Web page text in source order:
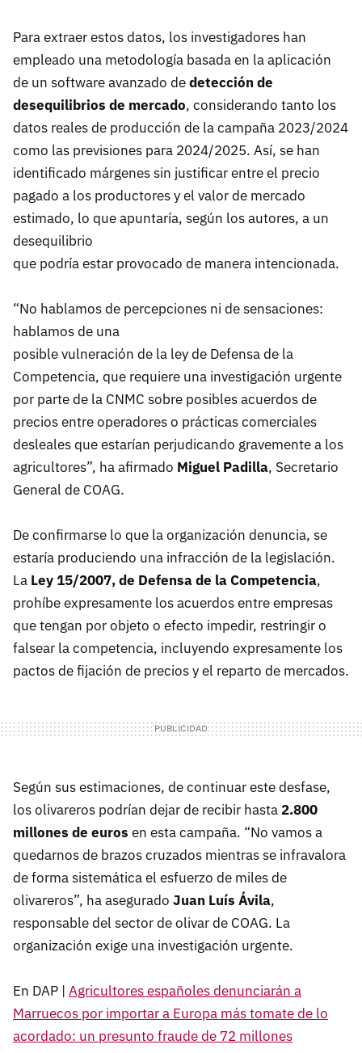
Para extraer estos datos, los investigadores han
empleado una metodología basada en la aplicación
de un software avanzado dedetección de
desequilibrios de mercado, considerando tanto los
datos reales de producción de la campaña 2023/2024
como las previsiones para 2024/2025. Así, se han
identificado márgenes sin justificar entre el precio
pagado a los productores y el valor de mercado
estimado, lo que apuntaría, según los autores, a un
desequilibrio
que podría estar provocado de manera intencionada.
“No hablamos de percepciones ni de sensaciones:
hablamos de una
posible vulneración de la ley de Defensa de la
Competencia, que requiere una investigación urgente
por parte de la CNMC sobre posibles acuerdos de
precios entre operadores o prácticas comerciales
desleales que estarían perjudicando gravemente a los
agricultores”, ha afirmado Miguel Padilla, Secretario
General de COAG.
De confirmarse lo que la organización denuncia, se
estaría produciendo una infracción de la legislación.
La Ley 15/2007, de Defensa de la Competencia,
prohíbe expresamente los acuerdos entre empresas
que tengan por objeto o efecto impedir, restringir o
falsear la competencia, incluyendo expresamente los
pactos de fijación de precios y el reparto de mercados.
Según sus estimaciones, de continuar este desfase,
los olivareros podrían dejar de recibir hasta 2.800
millones de euros en esta campaña. “No vamos a
quedarnos de brazos cruzados mientras se infravalora
de forma sistemática el esfuerzo de miles de
olivareros”, ha asegurado Juan Luís Ávila,
responsable del sector de olivar de COAG. La
organización exige una investigación urgente.
En DAP | Agricultores españoles denunciarán a
Marruecos por importar a Europa más tomate de lo
acordado: un presunto fraude de 72 millones